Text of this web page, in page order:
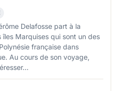
Delafosse part à la
Marquises qui sont un des
française dans
Au cours de son voyage,